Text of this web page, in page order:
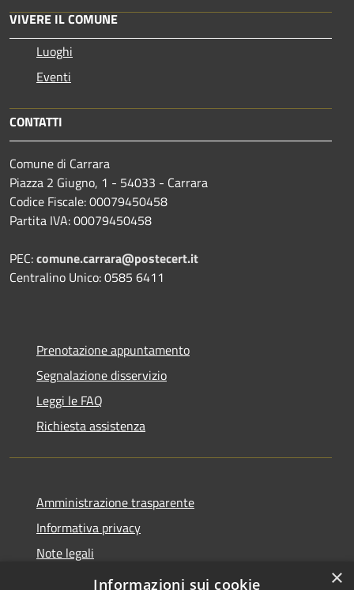
VIVERE IL COMUNE
Luoghi
Eventi
CONTATTI
Comune di Carrara
Piazza 2 Giugno, 1 - 54033 - Carrara
Codice Fiscale: 00079450458
Partita IVA: 00079450458
PEC:comune.carrara@postecert.it
Centralino Unico: 0585 6411
Prenotazione appuntamento
Segnalazione disservizio
Leggi le FAQ
Richiesta assistenza
Amministrazione trasparente
Informativa privacy
Note legali
Dichiarazione di accessibilità
×
Informazioni sui cookie